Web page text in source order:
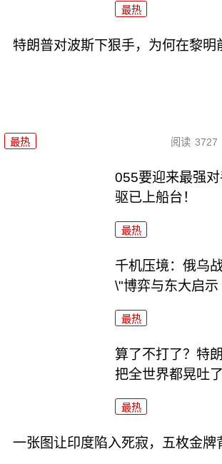
最热
特朗普对波斯下狠手，为何在黎明
最热 阅读 3727
055要迎来最强
驱已上船台！
最热
千机压境：俄乌
\"博弈与东大启示
最热
算了不打了？特
把全世界都晃吐了
最热
一张图让印度陷入死寂，五枚金牌